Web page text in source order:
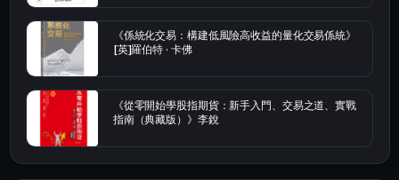
《係統化交易：構建低風險高收益的量化交易係統》
[英]羅伯特 · 卡佛
《從零開始學股指期貨：新手入門、交易之道、實戰
指南（典藏版）》李銳